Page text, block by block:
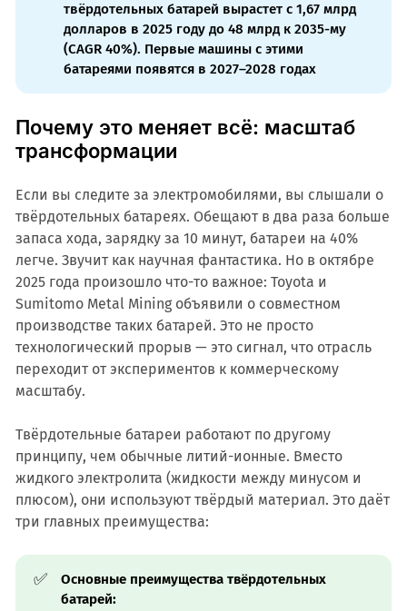
твёрдотельных батарей вырастет с 1,67 млрд
долларов в 2025 году до 48 млрд к 2035-му
(CAGR 40%). Первые машины с этими
батареями появятся в 2027–2028 годах
Почему это меняет всё: масштаб
трансформации
Если вы следите за электромобилями, вы слышали о
твёрдотельных батареях. Обещают в два раза больше
запаса хода, зарядку за 10 минут, батареи на 40%
легче. Звучит как научная фантастика. Но в октябре
2025 года произошло что-то важное: Toyota и
Sumitomo Metal Mining объявили о совместном
производстве таких батарей. Это не просто
технологический прорыв — это сигнал, что отрасль
переходит от экспериментов к коммерческому
масштабу.
Твёрдотельные батареи работают по другому
принципу, чем обычные литий-ионные. Вместо
жидкого электролита (жидкости между минусом и
плюсом), они используют твёрдый материал. Это даёт
три главных преимущества:
✅
Основные преимущества твёрдотельных
батарей: